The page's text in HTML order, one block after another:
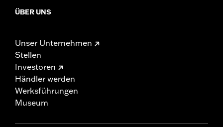
ÜBER UNS
Unser Unternehmen
Stellen
Investoren
Händler werden
Werksführungen
Museum